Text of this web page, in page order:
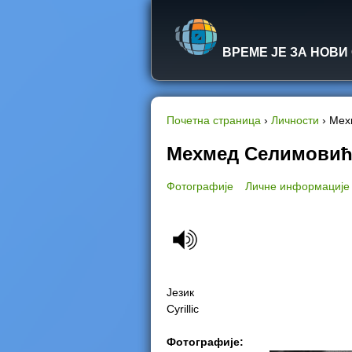
ВРЕМЕ ЈЕ ЗА НОВИ
Y
o
a
e
h
Почетна страница › Личности ›
Мехмед Селимовић
Фотографије Личне информације
Језик
Cyrillic
Фотографије: